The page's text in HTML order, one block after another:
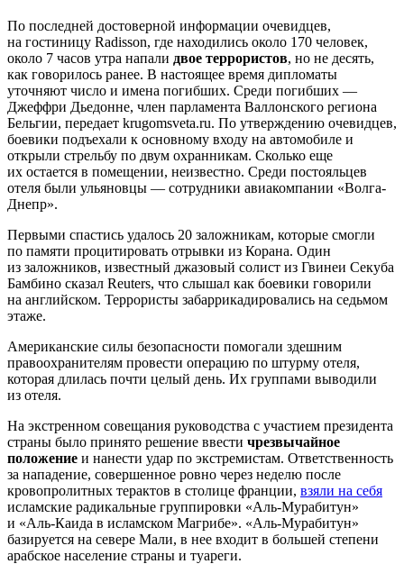
По последней достоверной информации очевидцев,
на гостиницу Radisson, где находились около 170 человек,
около 7 часов утра напали двое террористов, но не десять,
как говорилось ранее. В настоящее время дипломаты
уточняют число и имена погибших. Среди погибших —
Джеффри Дьедонне, член парламента Валлонского региона
Бельгии, передает krugomsveta.ru. По утверждению очевидцев,
боевики подъехали к основному входу на автомобиле и
открыли стрельбу по двум охранникам. Сколько еще
их остается в помещении, неизвестно. Среди постояльцев
отеля были ульяновцы — сотрудники авиакомпании «Волга-
Днепр».
Первыми спастись удалось 20 заложникам, которые смогли
по памяти процитировать отрывки из Корана. Один
из заложников, известный джазовый солист из Гвинеи Секуба
Бамбино сказал Reuters, что слышал как боевики говорили
на английском. Террористы забаррикадировались на седьмом
этаже.
Американские силы безопасности помогали здешним
правоохранителям провести операцию по штурму отеля,
которая длилась почти целый день. Их группами выводили
из отеля.
На экстренном совещания руководства с участием президента
страны было принято решение ввести чрезвычайное
положение и нанести удар по экстремистам. Ответственность
за нападение, совершенное ровно через неделю после
кровопролитных терактов в столице франции, взяли на себя
исламские радикальные группировки «Аль-Мурабитун»
и «Аль-Каида в исламском Магрибе». «Аль-Мурабитун»
базируется на севере Мали, в нее входит в большей степени
арабское население страны и туареги.